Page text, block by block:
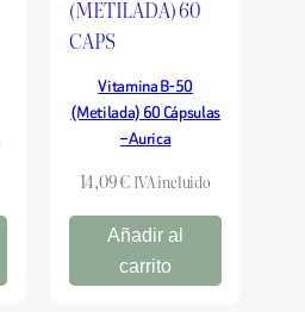
Vitamina B-50
(Metilada) 60 Cápsulas
– Aurica
14,09€ IVA incluido
Añadir al
carrito